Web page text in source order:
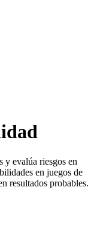
y evalúa riesgos en
en juegos de
resultados probables.